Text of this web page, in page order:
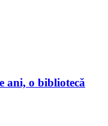
ani, o bibliotecă